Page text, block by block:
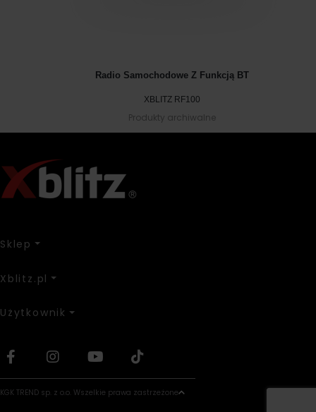
Radio Samochodowe Z Funkcją BT
XBLITZ RF100
Produkty archiwalne
Sklep
Xblitz.pl
Użytkownik
KGK TREND sp. z o.o. Wszelkie prawa zastrzeżone